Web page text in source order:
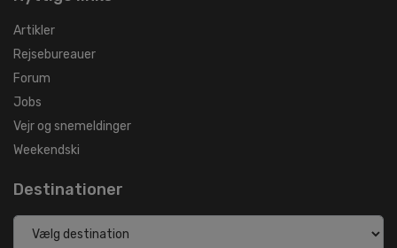
Artikler
Rejsebureauer
Forum
Jobs
Vejr og snemeldinger
Weekendski
Destinationer